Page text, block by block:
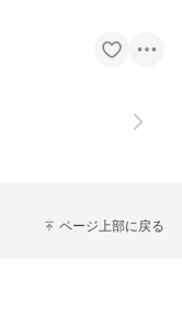
ページ上部に戻る